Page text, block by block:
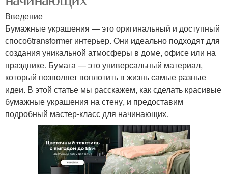
Введение
Бумажные украшения — это оригинальный и доступный
способtransformer интерьер. Они идеально подходят для
создания уникальной атмосферы в доме, офисе или на
празднике. Бумага — это универсальный материал,
который позволяет воплотить в жизнь самые разные
идеи. В этой статье мы расскажем, как сделать красивые
бумажные украшения на стену, и предоставим
подробный мастер-класс для начинающих.